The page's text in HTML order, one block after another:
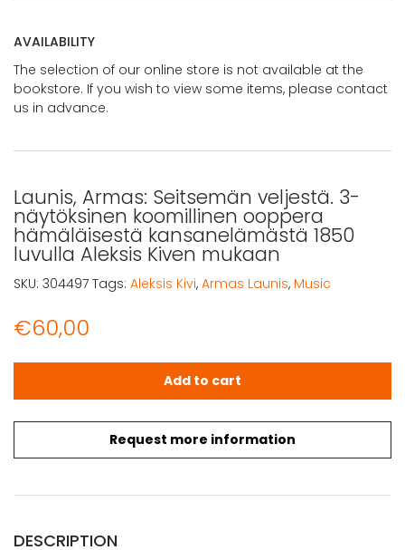
AVAILABILITY
The selection of our online store is not available at the
bookstore. If you wish to view some items, please contact
us in advance.
Launis, Armas: Seitsemän veljestä. 3-
näytöksinen koomillinen ooppera
hämäläisestä kansanelämästä 1850
luvulla Aleksis Kiven mukaan
€60,00
Request more information
Launis, Armas: Seitsemän veljestä. 3-näytöksinen
Add to cart
SKU: 304497 Tags: Aleksis Kivi, Armas Launis, Music
DESCRIPTION